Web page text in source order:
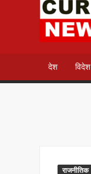
देश विदेश
राजनीतिक